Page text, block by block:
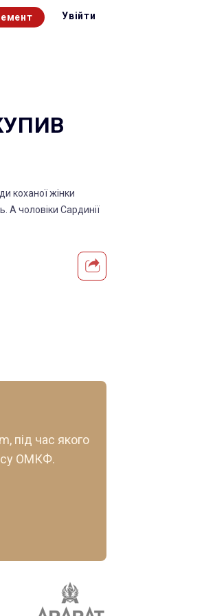
Увійти
коханої жінки
А чоловіки Сардинії
під час якого
ОМКФ.